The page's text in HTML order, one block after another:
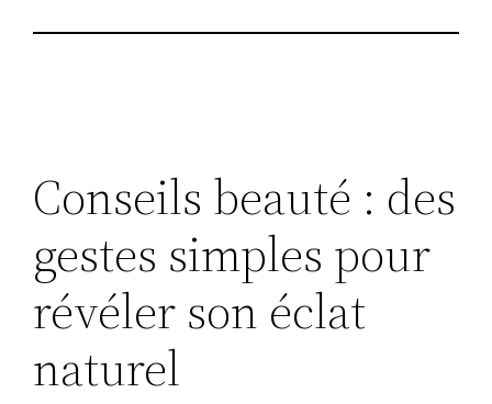
Conseils beauté : des
gestes simples pour
révéler son éclat
naturel